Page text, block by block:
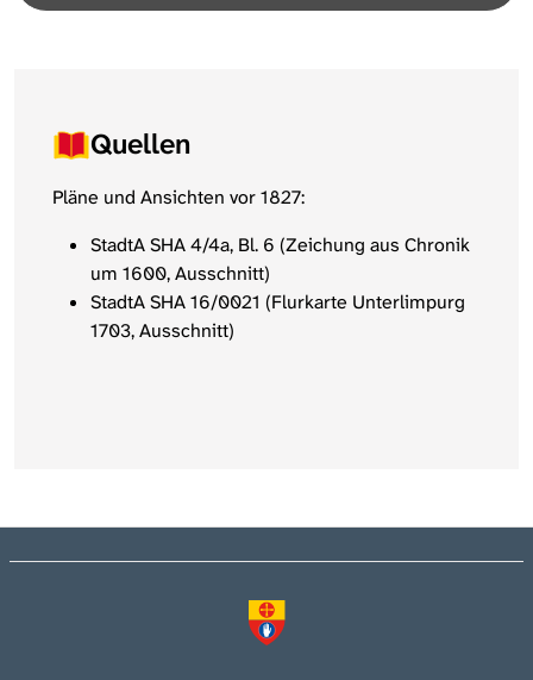
Quellen
Pläne und Ansichten vor 1827:
StadtA SHA 4/4a, Bl. 6 (Zeichung aus Chronik
um 1600, Ausschnitt)
StadtA SHA 16/0021 (Flurkarte Unterlimpurg
1703, Ausschnitt)